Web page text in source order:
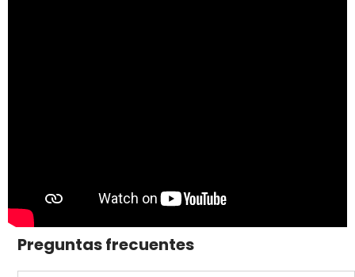
Preguntas frecuentes